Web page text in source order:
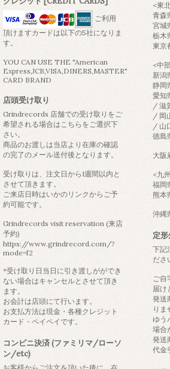
ご利用
頂けますカードは以下の5社になりま
す。
YOU CAN USE THE "American
Express,JCB,VISA,DINERS,MASTER"
CARD BRAND
店頭受け取り
Grindrecords 店舗での受け取りをご
希望される場合はこちらをご選択下
さい。
商品のお渡しは当店より在庫の確認
の完了のメール送付後となります。
受け取りは、注文日から1週間以内と
させて頂きます。
ご来店日時はいかのリンクからご予
約可能です。
Grindrecords visit reservation (来店
予約)
https://www.grindrecord.com/?
mode=f2
*受け取り日当日に引き渡しがができ
ない場合はキャンセルとさせて頂き
ます。
お会計は店頭にて行います。
お支払方法は現金・各種クレジット
カード・ペイペイです。
コンビニ決済 (ファミリマ/ローソ
ン/etc)
<東
青森
宮城
栃木
東京
<中
新
静岡
愛知
/ 滋
/ 岡
/ 山
徳島
大阪
<九
福岡
熊本
沖縄
定
下記
ださ
ご自
届け
発送
りま
ゆう
場合
発送
代金